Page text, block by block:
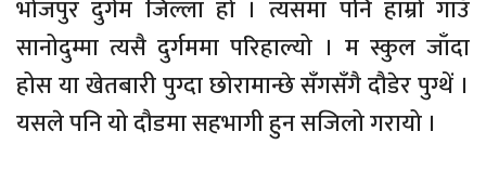
भोजपुर दुर्गम जिल्ला हो । त्यसमा पनि हाम्रो गाउँ
सानोदुम्मा त्यसै दुर्गममा परिहाल्यो । म स्कुल जाँदा
होस या खेतबारी पुग्दा छोरामान्छे सँगसँगै दौडेर पुग्थें ।
यसले पनि यो दौडमा सहभागी हुन सजिलो गरायो ।